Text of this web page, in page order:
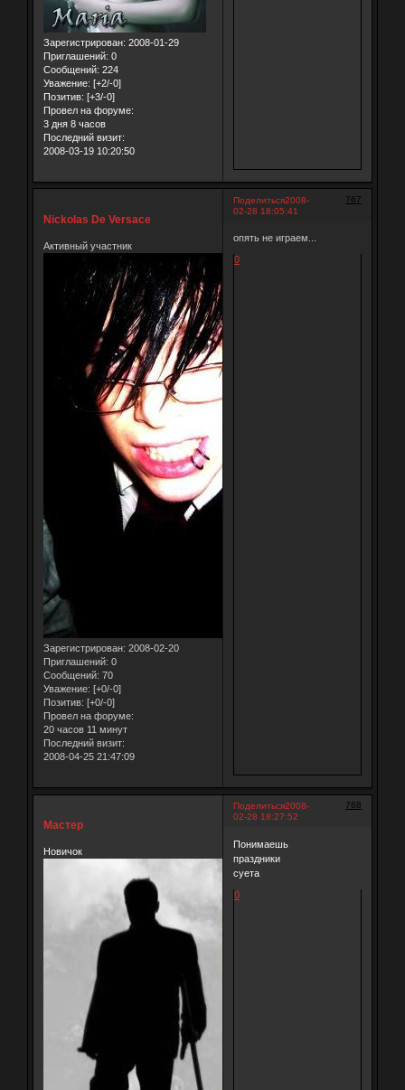
Зарегистрирован: 2008-01-29
Приглашений: 0
Сообщений: 224
Уважение: [+2/-0]
Позитив: [+3/-0]
Провел на форуме:
3 дня 8 часов
Последний визит:
2008-03-19 10:20:50
Поделиться 767
2008-
02-28 18:05:41
Nickolas De Versace
Активный участник
Зарегистрирован: 2008-02-20
Приглашений: 0
Сообщений: 70
Уважение: [+0/-0]
Позитив: [+0/-0]
Провел на форуме:
20 часов 11 минут
Последний визит:
2008-04-25 21:47:09
опять не играем...
0
Поделиться 768
2008-
02-28 18:27:52
Мастер
Новичок
Понимаешь
праздники
суета
0